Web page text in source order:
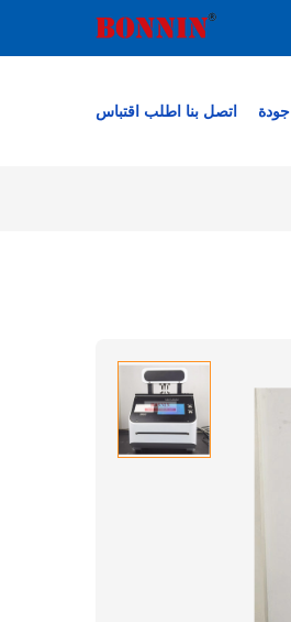
اتصل بنا اطلب اقتباس